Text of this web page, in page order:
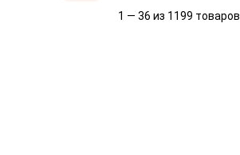
1 — 36 из 1199 товаров